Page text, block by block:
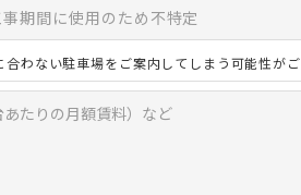
わない駐車場をご案内してしまう可能性が